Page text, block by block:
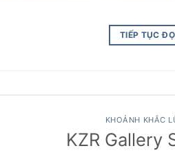
TIẾP TỤC
KHOẢNH KHẮC
KZR Gallery